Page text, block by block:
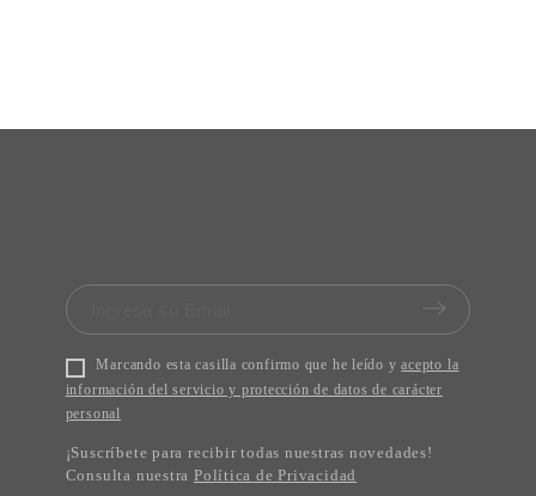
Marcando esta casilla confirmo que he leído yacepto la
información del servicio y protección de datos de carácter
personal
¡Suscríbete para recibir todas nuestras novedades!
Consulta nuestra Política de Privacidad